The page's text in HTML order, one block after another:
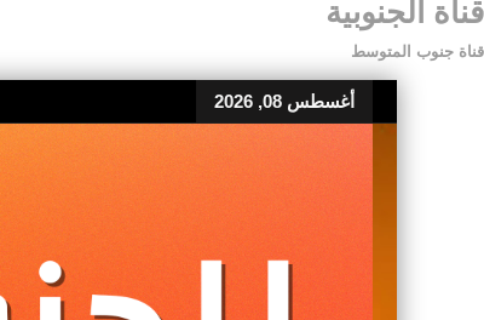
قناة الجنوبية
قناة جنوب المتوسط
أغسطس 08, 2026